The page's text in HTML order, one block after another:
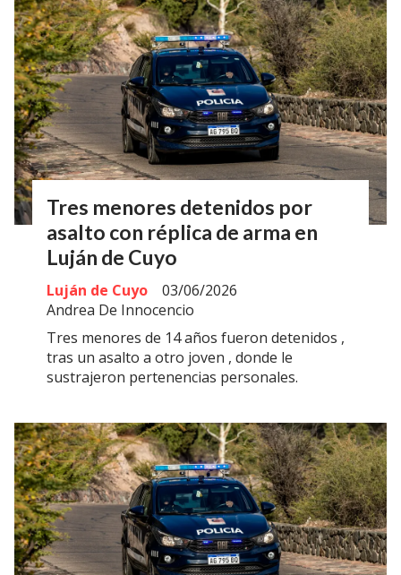
Tres menores detenidos por
asalto con réplica de arma en
Luján de Cuyo
Andrea De Innocencio
Luján de Cuyo 03/06/2026
Tres menores de 14 años fueron detenidos ,
tras un asalto a otro joven , donde le
sustrajeron pertenencias personales.